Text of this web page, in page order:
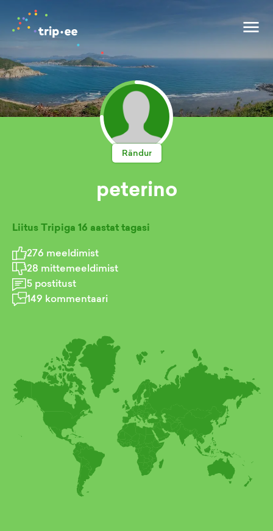
Rändur
peterino
Liitus Tripiga 16 aastat tagasi
276 meeldimist
28 mittemeeldimist
5 postitust
149 kommentaari